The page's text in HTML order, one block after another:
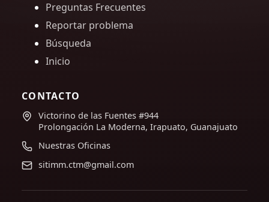
Preguntas Frecuentes
Reportar problema
Búsqueda
Inicio
CONTACTO
Victorino de las Fuentes #944
Prolongación La Moderna, Irapuato, Guanajuato
Nuestras Oficinas
sitimm.ctm@gmail.com